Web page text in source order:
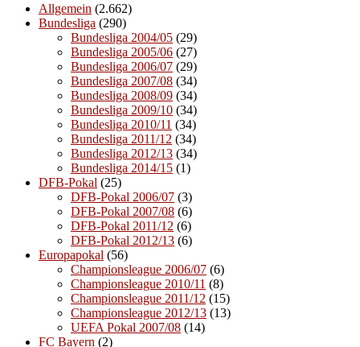
Allgemein (2.662)
Bundesliga (290)
Bundesliga 2004/05 (29)
Bundesliga 2005/06 (27)
Bundesliga 2006/07 (29)
Bundesliga 2007/08 (34)
Bundesliga 2008/09 (34)
Bundesliga 2009/10 (34)
Bundesliga 2010/11 (34)
Bundesliga 2011/12 (34)
Bundesliga 2012/13 (34)
Bundesliga 2014/15 (1)
DFB-Pokal (25)
DFB-Pokal 2006/07 (3)
DFB-Pokal 2007/08 (6)
DFB-Pokal 2011/12 (6)
DFB-Pokal 2012/13 (6)
Europapokal (56)
Championsleague 2006/07 (6)
Championsleague 2010/11 (8)
Championsleague 2011/12 (15)
Championsleague 2012/13 (13)
UEFA Pokal 2007/08 (14)
FC Bayern (2)